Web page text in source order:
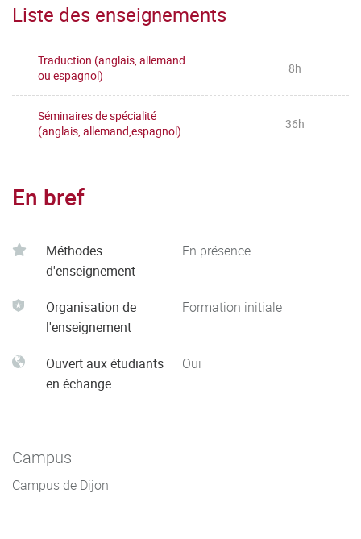
Liste des enseignements
Traduction (anglais, allemand
ou espagnol)
8h
Séminaires de spécialité
(anglais, allemand,espagnol)
36h
En bref
Méthodes
d'enseignement
En présence
Organisation de
l'enseignement
Formation initiale
Ouvert aux étudiants
en échange
Oui
Campus
Campus de Dijon